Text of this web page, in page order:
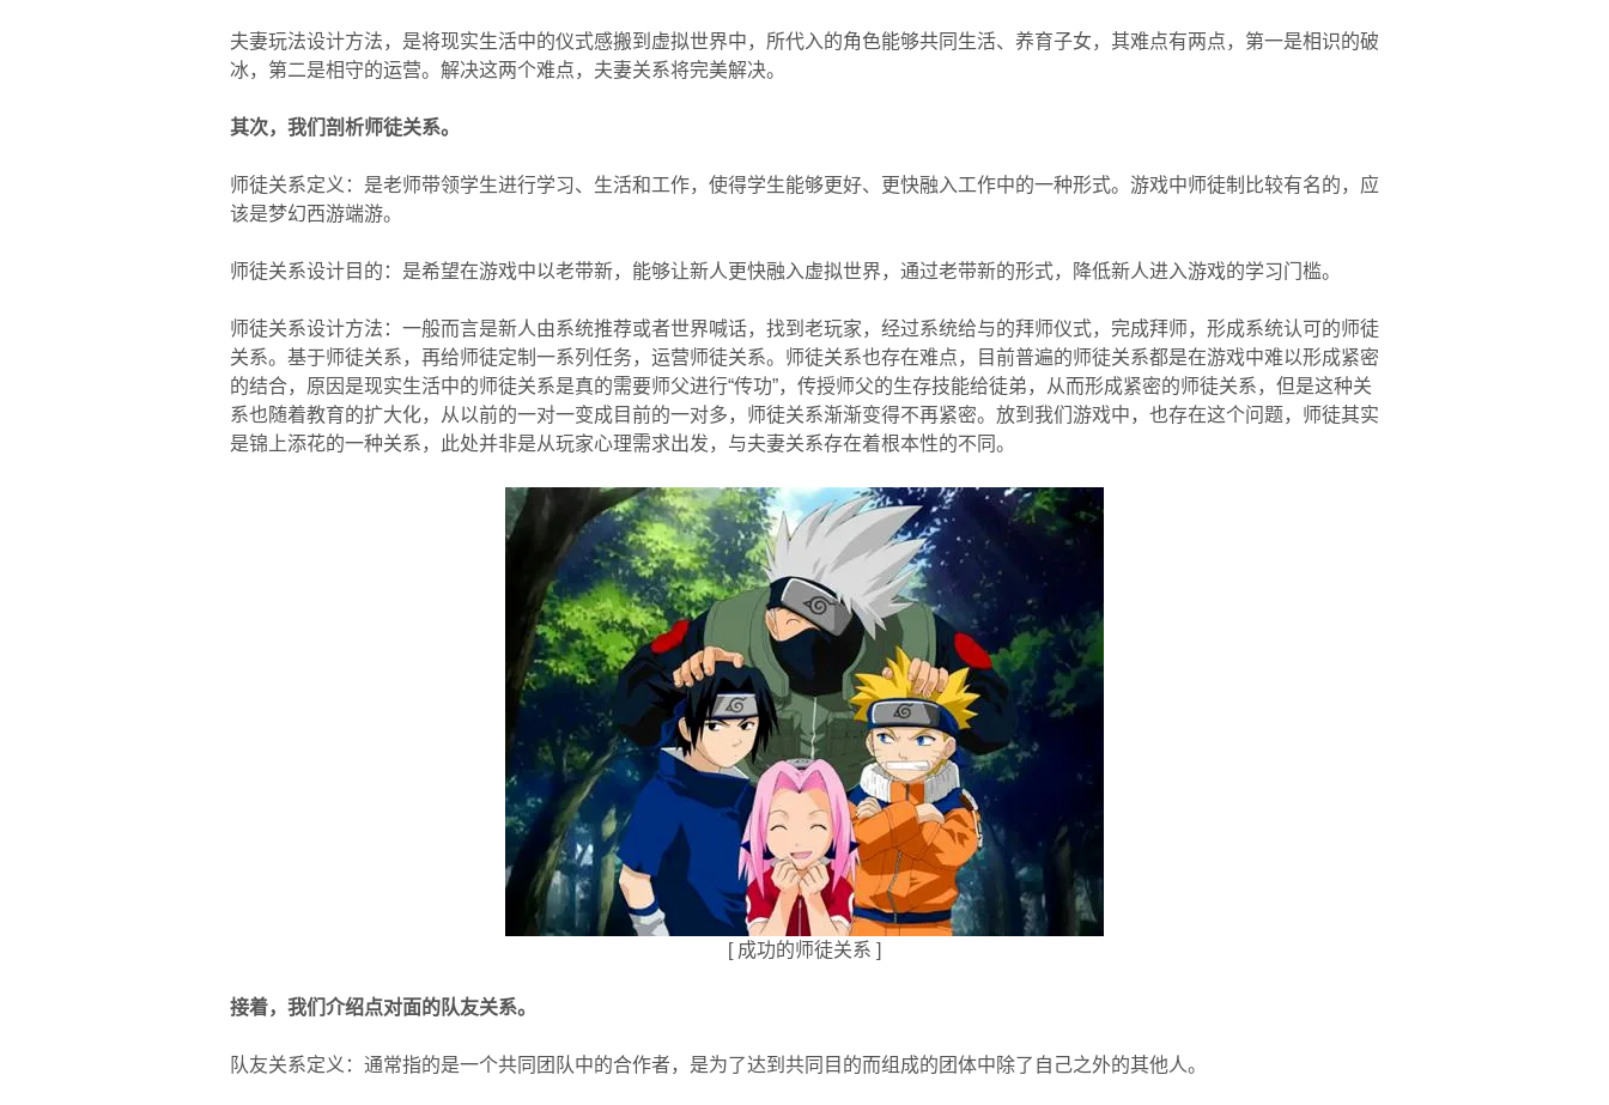
夫妻玩法设计方法，是将现实生活中的仪式感搬到虚拟世界中，所代入的角色能够共同生活、养育子女，其难点有两点，第一是相识的破
冰，第二是相守的运营。解决这两个难点，夫妻关系将完美解决。
其次，我们剖析师徒关系。
师徒关系定义：是老师带领学生进行学习、生活和工作，使得学生能够更好、更快融入工作中的一种形式。游戏中师徒制比较有名的，应
该是梦幻西游端游。
师徒关系设计目的：是希望在游戏中以老带新，能够让新人更快融入虚拟世界，通过老带新的形式，降低新人进入游戏的学习门槛。
师徒关系设计方法：一般而言是新人由系统推荐或者世界喊话，找到老玩家，经过系统给与的拜师仪式，完成拜师，形成系统认可的师徒
关系。基于师徒关系，再给师徒定制一系列任务，运营师徒关系。师徒关系也存在难点，目前普遍的师徒关系都是在游戏中难以形成紧密
的结合，原因是现实生活中的师徒关系是真的需要师父进行“传功”，传授师父的生存技能给徒弟，从而形成紧密的师徒关系，但是这种关
系也随着教育的扩大化，从以前的一对一变成目前的一对多，师徒关系渐渐变得不再紧密。放到我们游戏中，也存在这个问题，师徒其实
是锦上添花的一种关系，此处并非是从玩家心理需求出发，与夫妻关系存在着根本性的不同。
[ 成功的师徒关系 ]
接着，我们介绍点对面的队友关系。
队友关系定义：通常指的是一个共同团队中的合作者，是为了达到共同目的而组成的团体中除了自己之外的其他人。